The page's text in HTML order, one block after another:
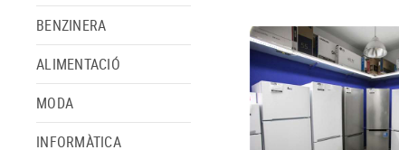
BENZINERA
ALIMENTACIÓ
MODA
INFORMÀTICA